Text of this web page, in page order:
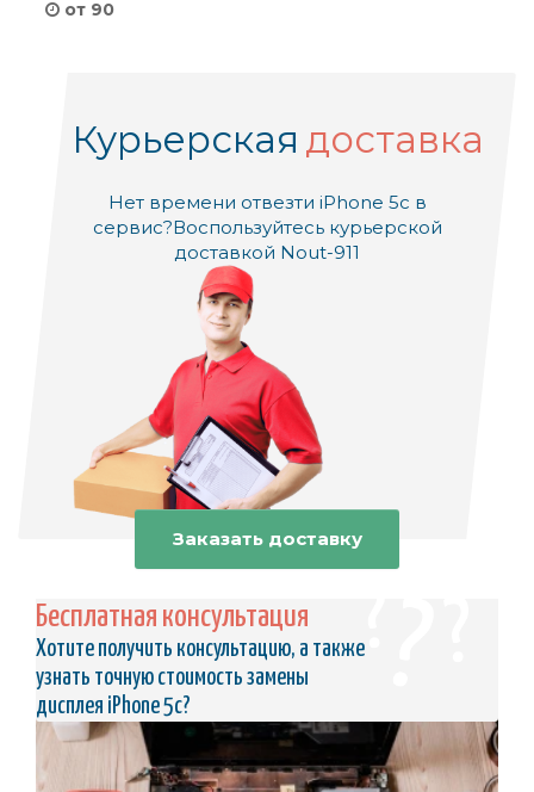
от 90
Курьерская доставка
Нет времени отвезти iPhone 5c в
сервис?Воспользуйтесь курьерской
доставкой Nout-911
Заказать доставку
Бесплатная консультация
Хотите получить консультацию, а также
узнать точную стоимость замены
дисплея iPhone 5c?